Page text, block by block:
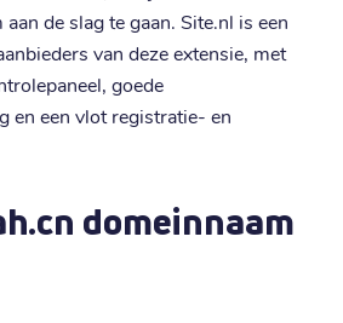
de slag te gaan. Site.nl is een
van deze extensie, met
goede
en een vlot registratie- en
domeinnaam